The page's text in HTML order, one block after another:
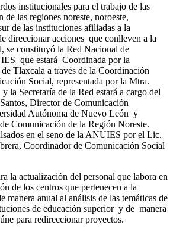
institucionales para el trabajo de las
de las regiones noreste, noroeste,
de las instituciones afiliadas a la
direccionar acciones que conlleven a la
se constituyó la Red Nacional de
que estará Coordinada por la
Tlaxcala a través de la Coordinación
Social, representada por la Mtra.
la Secretaría de la Red estará a cargo del
Director de Comunicación
Autónoma de Nuevo León y
Comunicación de la Región Noreste.
en el seno de la ANUIES por el Lic.
Coordinador de Comunicación Social
la actualización del personal que labora en
de los centros que pertenecen a la
manera anual al análisis de las temáticas de
de educación superior y de manera
para redireccionar proyectos.